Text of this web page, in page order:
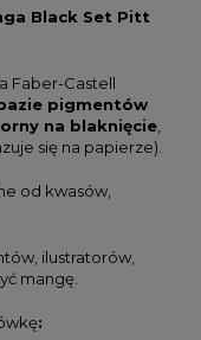
Black Set Pitt
Faber-Castell
pigmentów
na blaknięcie
się na papierze).
od kwasów,
ilustratorów,
mangę.
: